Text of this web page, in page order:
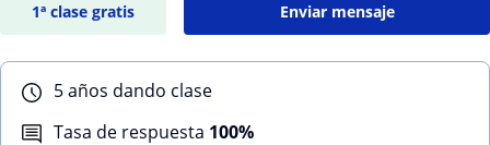
1ª clase gratis Enviar mensaje
5 años dando clase
Tasa de respuesta 100%